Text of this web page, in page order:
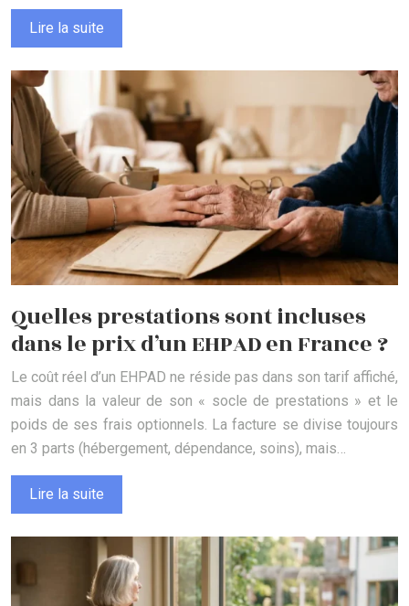
Lire la suite
Quelles prestations sont incluses
dans le prix d’un EHPAD en France ?
Le coût réel d’un EHPAD ne réside pas dans son tarif affiché,
mais dans la valeur de son « socle de prestations » et le
poids de ses frais optionnels. La facture se divise toujours
en 3 parts (hébergement, dépendance, soins), mais…
Lire la suite